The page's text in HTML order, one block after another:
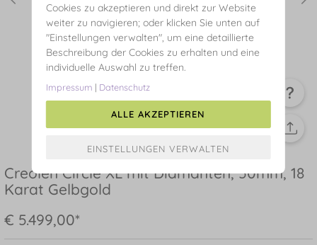
Creolen Circle XL mit Diamanten, 50mm, 18
Karat Gelbgold
€ 5.499,00*
Cookies zu akzeptieren und direkt zur Website
weiter zu navigieren; oder klicken Sie unten auf
"Einstellungen verwalten", um eine detaillierte
Beschreibung der Cookies zu erhalten und eine
individuelle Auswahl zu treffen.
Impressum | Datenschutz
ALLE AKZEPTIEREN